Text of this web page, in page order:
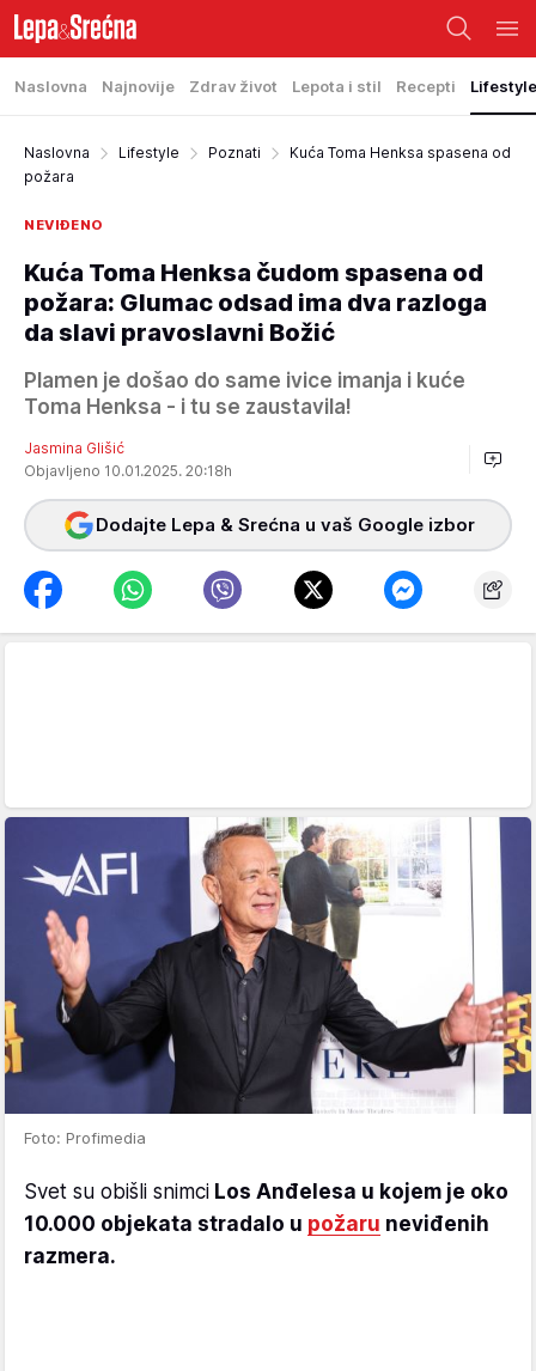
Naslovna Najnovije Zdrav život Lepota i stil Recepti Lifestyle
Naslovna Lifestyle Poznati
Kuća Toma Henksa spasena od
požara
NEVIĐENO
Kuća Toma Henksa čudom spasena od
požara: Glumac odsad ima dva razloga
da slavi pravoslavni Božić
Plamen je došao do same ivice imanja i kuće
Toma Henksa - i tu se zaustavila!
Jasmina Glišić
Objavljeno 10.01.2025. 20:18h
Dodajte Lepa & Srećna u vaš Google izbor
Foto: Profimedia
Svet su obišli snimci Los Anđelesa u kojem je oko
10.000 objekata stradalo u požaru neviđenih
razmera.